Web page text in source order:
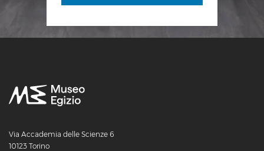
Via Accademia delle Scienze 6
10123 Torino